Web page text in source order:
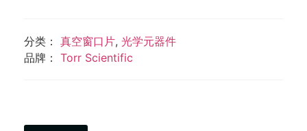
分类： 真空窗口片, 光学元器件
品牌： Torr Scientific